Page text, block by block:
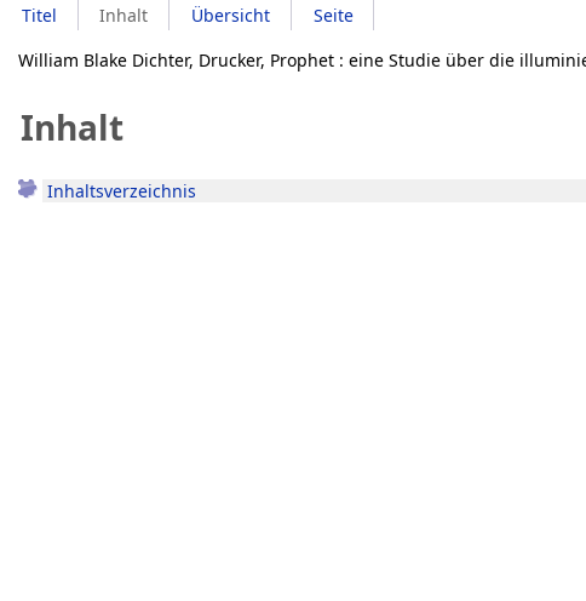
Titel Inhalt Übersicht
Seite
William Blake Dichter, Drucker, Prophet : eine Studie über die
Inhalt
Inhaltsverzeichnis